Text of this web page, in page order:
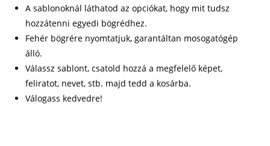
A sablonoknál láthatod az opciókat, hogy mit tudsz
hozzátenni egyedi bögrédhez.
Fehér bögrére nyomtatjuk, garantáltan mosogatógép
álló.
Válassz sablont, csatold hozzá a megfelelő képet,
feliratot, nevet, stb. majd tedd a kosárba.
Válogass kedvedre!